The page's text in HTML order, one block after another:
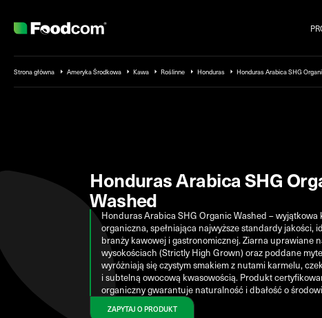
Strona główna Ameryka Środkowa Kawa Roślinne Honduras Honduras Arabica SHG
Honduras Arabica SHG
Washed
Honduras Arabica SHG Organic Washed – wyjątkowa
organiczna, spełniająca najwyższe standardy jakości,
branży kawowej i gastronomicznej. Ziarna uprawiane
wysokościach (Strictly High Grown) oraz poddane
wyróżniają się czystym smakiem z nutami karmelu,
i subtelną owocową kwasowością. Produkt
organiczny gwarantuje naturalność i dbałość o
ZAPYTAJ O PRODUKT